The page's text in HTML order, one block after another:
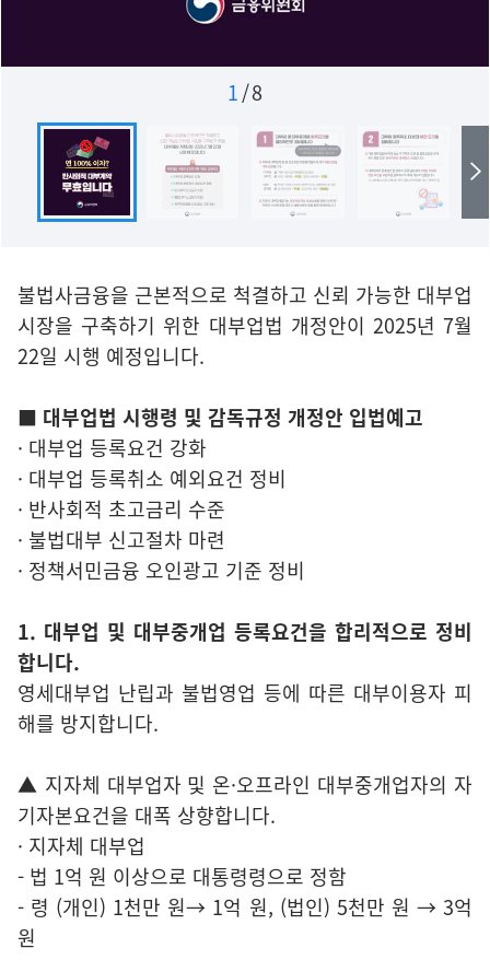
1/8
불법사금융을 근본적으로 척결하고 신뢰 가능한 대부업
시장을 구축하기 위한 대부업법 개정안이 2025년 7월
22일 시행 예정입니다.
■ 대부업법 시행령 및 감독규정 개정안 입법예고
· 대부업 등록요건 강화
· 대부업 등록취소 예외요건 정비
· 반사회적 초고금리 수준
· 불법대부 신고절차 마련
· 정책서민금융 오인광고 기준 정비
1. 대부업 및 대부중개업 등록요건을 합리적으로 정비
합니다.
영세대부업 난립과 불법영업 등에 따른 대부이용자 피
해를 방지합니다.
▲ 지자체 대부업자 및 온·오프라인 대부중개업자의 자
기자본요건을 대폭 상향합니다.
· 지자체 대부업
- 법 1억 원 이상으로 대통령령으로 정함
- 령 (개인) 1천만 원→ 1억 원, (법인) 5천만 원 → 3억
원